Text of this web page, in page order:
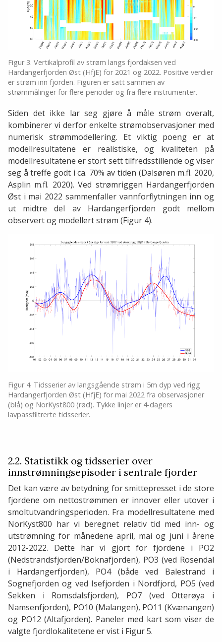
Figur 3. Vertikalprofil av strøm langs fjordaksen ved
Hardangerfjorden Øst (HfjE) for 2021 og 2022. Positive verdier
er strøm inn fjorden. Figuren er satt sammen av
strømmålinger for flere perioder og fra flere instrumenter.
Siden det ikke lar seg gjøre å måle strøm overalt,
kombinerer vi derfor enkelte strømobservasjoner med
numerisk strømmodellering. Et viktig poeng er at
modellresultatene er realistiske, og kvaliteten på
modellresultatene er stort sett tilfredsstillende og viser
seg å treffe godt i ca. 70% av tiden (Dalsøren m.fl. 2020,
Asplin m.fl. 2020). Ved strømriggen Hardangerfjorden
Øst i mai 2022 sammenfaller vannforflytningen inn og
ut midtre del av Hardangerfjorden godt mellom
observert og modellert strøm (Figur 4).
Figur 4. Tidsserier av langsgående strøm i 5m dyp ved rigg
Hardangerfjorden Øst (HfjE) for mai 2022 fra observasjoner
(blå) og NorKyst800 (rød). Tykke linjer er 4-dagers
lavpassfiltrerte tidsserier.
2.2. Statistikk og tidsserier over
innstrømningsepisoder i sentrale fjorder
Det kan være av betydning for smittepresset i de store
fjordene om nettostrømmen er innover eller utover i
smoltutvandringsperioden. Fra modellresultatene med
NorKyst800 har vi beregnet relativ tid med inn- og
utstrømning for månedene april, mai og juni i årene
2012-2022. Dette har vi gjort for fjordene i PO2
(Nedstrandsfjorden/Boknafjorden), PO3 (ved Rosendal
i Hardangerfjorden), PO4 (både ved Balestrand i
Sognefjorden og ved Isefjorden i Nordfjord, PO5 (ved
Sekken i Romsdalsfjorden), PO7 (ved Otterøya i
Namsenfjorden), PO10 (Malangen), PO11 (Kvænangen)
og PO12 (Altafjorden). Paneler med kart som viser de
valgte fjordlokalitetene er vist i Figur 5.